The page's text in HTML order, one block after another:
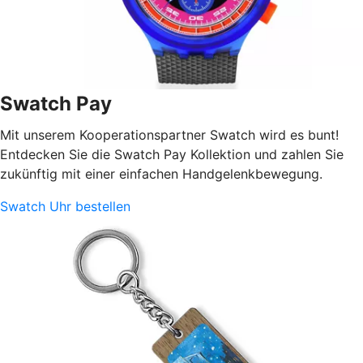
Swatch Pay
Mit unserem Kooperationspartner Swatch wird es bunt!
Entdecken Sie die Swatch Pay Kollektion und zahlen Sie
zukünftig mit einer einfachen Handgelenkbewegung.
Swatch Uhr bestellen